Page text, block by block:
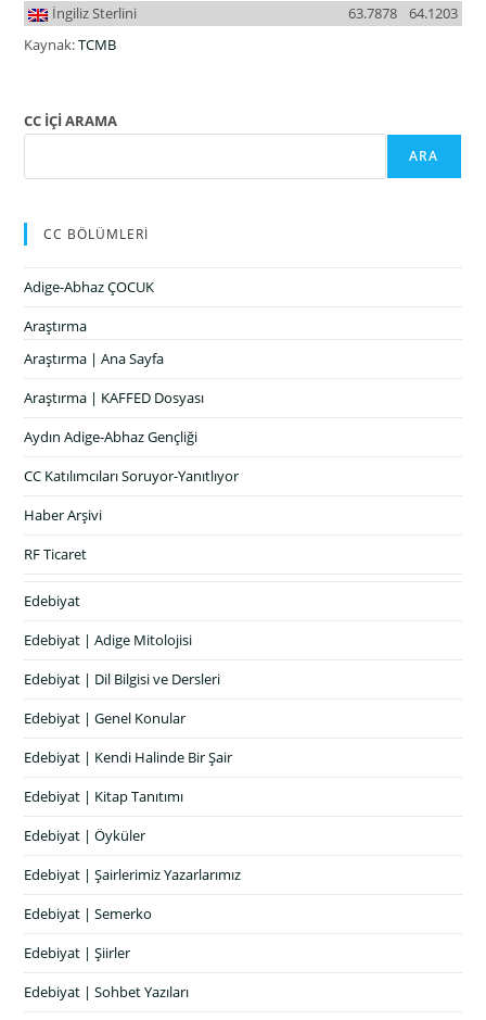
İngiliz Sterlini 64.1203
63.7878
Kaynak:TCMB
CC İÇİ ARAMA
ARA
CC BÖLÜMLERİ
Adige-Abhaz ÇOCUK
Araştırma
Araştırma | Ana Sayfa
Araştırma | KAFFED Dosyası
Aydın Adige-Abhaz Gençliği
CC Katılımcıları Soruyor-Yanıtlıyor
Haber Arşivi
RF Ticaret
Edebiyat
Edebiyat | Adige Mitolojisi
Edebiyat | Dil Bilgisi ve Dersleri
Edebiyat | Genel Konular
Edebiyat | Kendi Halinde Bir Şair
Edebiyat | Kitap Tanıtımı
Edebiyat | Öyküler
Edebiyat | Şairlerimiz Yazarlarımız
Edebiyat | Semerko
Edebiyat | Şiirler
Edebiyat | Sohbet Yazıları